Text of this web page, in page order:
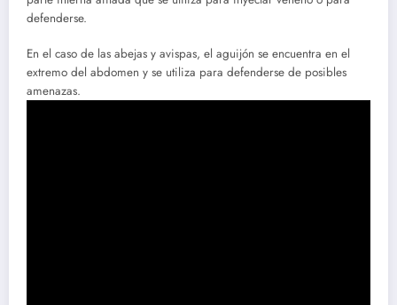
defenderse.
En el caso de las abejas y avispas, el aguijón se encuentra en el
extremo del abdomen y se utiliza para defenderse de posibles
amenazas.